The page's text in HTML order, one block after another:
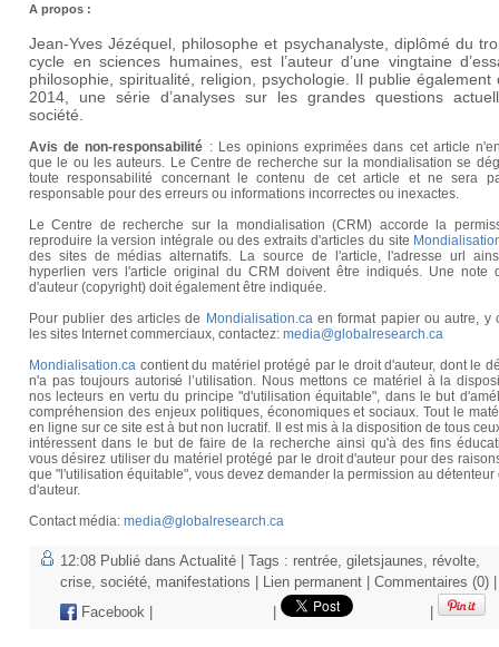
A propos :
Jean-Yves Jézéquel, philosophe et psychanalyste, diplômé du
cycle en sciences humaines, est l’auteur d’une vingtaine
philosophie, spiritualité, religion, psychologie. Il publie également
2014, une série d’analyses sur les grandes questions
société.
Avis de non-responsabilité : Les opinions exprimées dans cet article
que le ou les auteurs. Le Centre de recherche sur la mondialisation se
toute responsabilité concernant le contenu de cet article et ne sera
responsable pour des erreurs ou informations incorrectes ou inexactes.
Le Centre de recherche sur la mondialisation (CRM) accorde la
reproduire la version intégrale ou des extraits d'articles du site
des sites de médias alternatifs. La source de l'article, l'adresse url
hyperlien vers l'article original du CRM doivent être indiqués. Une note
d'auteur (copyright) doit également être indiquée.
Pour publier des articles de Mondialisation.ca en format papier ou autre, y
les sites Internet commerciaux, contactez: media@globalresearch.ca
Mondialisation.ca contient du matériel protégé par le droit d'auteur, dont le
n'a pas toujours autorisé l’utilisation. Nous mettons ce matériel à la
nos lecteurs en vertu du principe "d'utilisation équitable", dans le but
compréhension des enjeux politiques, économiques et sociaux. Tout le
en ligne sur ce site est à but non lucratif. Il est mis à la disposition de tous
intéressent dans le but de faire de la recherche ainsi qu'à des fins
vous désirez utiliser du matériel protégé par le droit d'auteur pour des
que "l'utilisation équitable", vous devez demander la permission au détenteur
d'auteur.
Contact média: media@globalresearch.ca
12:08 Publié dans Actualité | Tags : rentrée giletsjaunes révolte
crise société manifestations Lien permanent Commentaires (0)
Facebook